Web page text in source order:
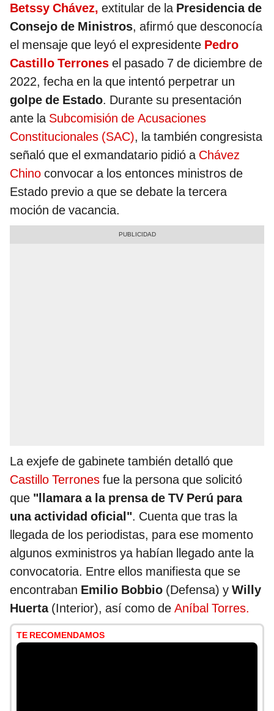
Betssy Chávez, extitular de la Presidencia de
Consejo de Ministros, afirmó que desconocía
el mensaje que leyó el expresidente Pedro
Castillo Terrones el pasado 7 de diciembre de
2022, fecha en la que intentó perpetrar un
golpe de Estado. Durante su presentación
ante la Subcomisión de Acusaciones
Constitucionales (SAC), la también congresista
señaló que el exmandatario pidió a Chávez
Chino convocar a los entonces ministros de
Estado previo a que se debate la tercera
moción de vacancia.
La exjefe de gabinete también detalló que
Castillo Terrones fue la persona que solicitó
que "llamara a la prensa de TV Perú para
una actividad oficial". Cuenta que tras la
llegada de los periodistas, para ese momento
algunos exministros ya habían llegado ante la
convocatoria. Entre ellos manifiesta que se
encontraban Emilio Bobbio (Defensa) y Willy
Huerta (Interior), así como de Aníbal Torres.
TE RECOMENDAMOS